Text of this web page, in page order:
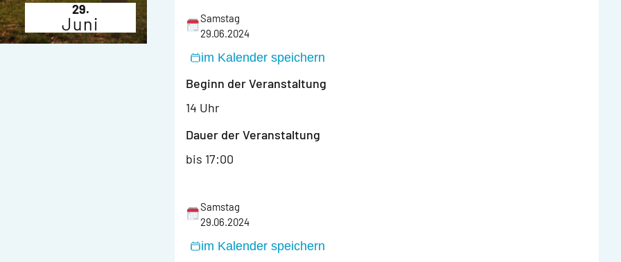
29.
Juni
Samstag
29.06.2024
im Kalender speichern
Beginn der Veranstaltung
14 Uhr
Dauer der Veranstaltung
bis 17:00
Samstag
29.06.2024
im Kalender speichern